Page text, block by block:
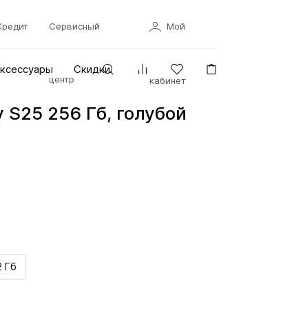
Сервисный
центр
Мой
кабинет
Скидки
S25 256 Гб, голубой
Гб